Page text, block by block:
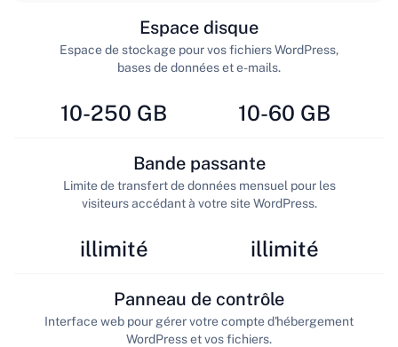
10-250 GB
Espace disque
Espace de stockage pour vos fichiers WordPress,
bases de données et e-mails.
10-60 GB
illimité
Bande passante
Limite de transfert de données mensuel pour les
visiteurs accédant à votre site WordPress.
illimité
Panneau de contrôle
Interface web pour gérer votre compte d'hébergement
WordPress et vos fichiers.